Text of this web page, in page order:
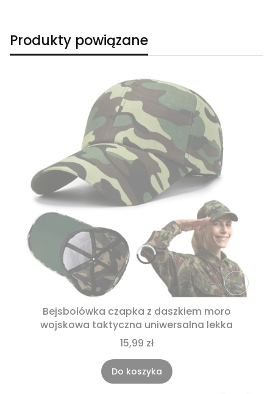
Produkty powiązane
Bejsbolówka czapka z daszkiem moro
wojskowa taktyczna uniwersalna lekka
15,99 zł
Do koszyka